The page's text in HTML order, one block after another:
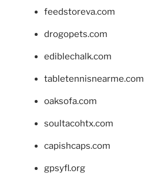
feedstoreva.com
drogopets.com
ediblechalk.com
tabletennisnearme.com
oaksofa.com
soultacohtx.com
capishcaps.com
gpsyfl.org